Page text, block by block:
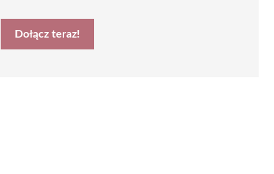
Dołącz teraz!